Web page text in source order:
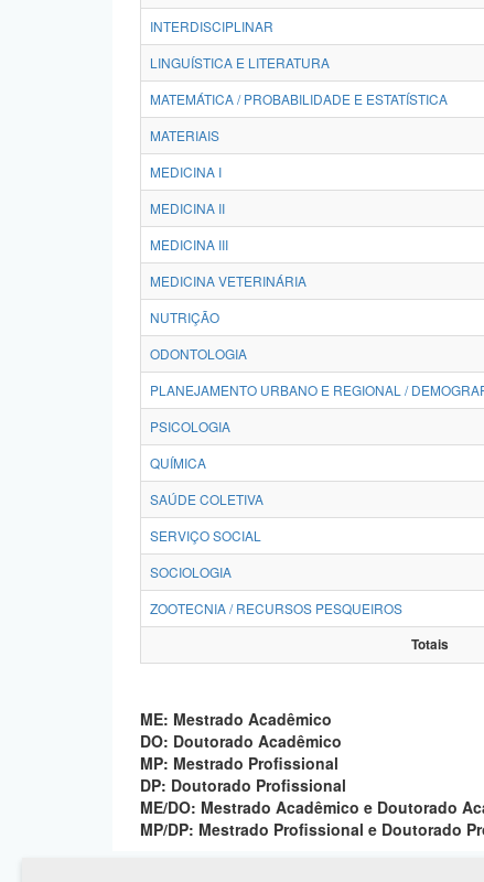
INTERDISCIPLINAR
LINGUÍSTICA E LITERATURA
MATEMÁTICA / PROBABILIDADE E ESTATÍSTICA
MATERIAIS
MEDICINA I
MEDICINA II
MEDICINA III
MEDICINA VETERINÁRIA
NUTRIÇÃO
ODONTOLOGIA
PLANEJAMENTO URBANO E REGIONAL /
PSICOLOGIA
QUÍMICA
SAÚDE COLETIVA
SERVIÇO SOCIAL
SOCIOLOGIA
ZOOTECNIA / RECURSOS PESQUEIROS
Totais
ME: Mestrado Acadêmico
DO: Doutorado Acadêmico
MP: Mestrado Profissional
DP: Doutorado Profissional
ME/DO: Mestrado Acadêmico e Doutorado
MP/DP: Mestrado Profissional e Doutorado